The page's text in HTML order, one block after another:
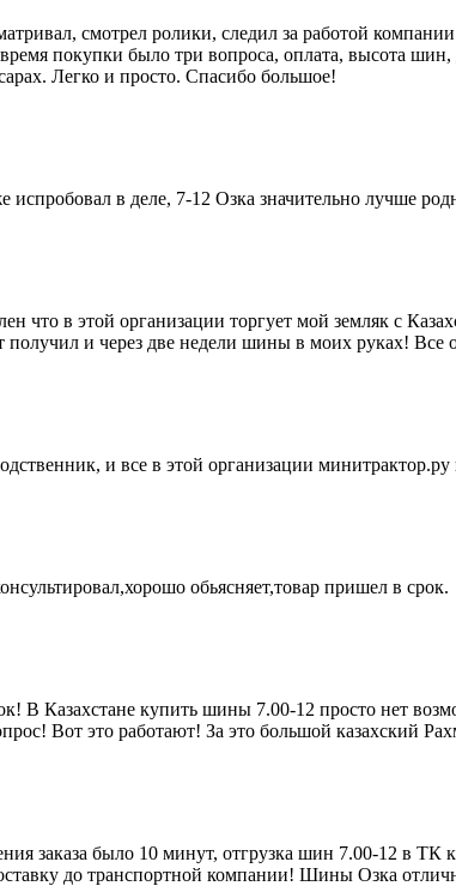
смотрел ролики, следил за работой
покупки было три вопроса, оплата, высота
Легко и просто. Спасибо большое!
в деле, 7-12 Озка значительно лучше
что в этой организации торгует мой земляк с
получил и через две недели шины в моих руках! Все
и все в этой организации
обьясняет,товар пришел в срок.
В Казахстане купить шины 7.00-12 просто нет
Вот это работают! За это большой казахский
заказа было 10 минут, отгрузка шин 7.00-12 в ТК
до транспортной компании! Шины Озка